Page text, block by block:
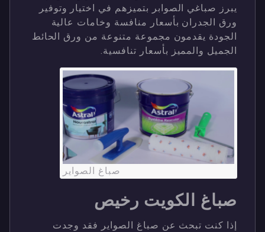
يبرز صباغي الصوابر بتميزهم في اختيار وتوفير
ورق الجدران بأسعار منافسة وخامات عالية
الجودة يقدمون مجموعة متنوعة من ورق الحائط
الجميل والمميز بأسعار تنافسية.
صباغ الصواير
صباغ الكويت رخيص
إذا كنت تبحث عن صباغ الصواير فقد وجدت